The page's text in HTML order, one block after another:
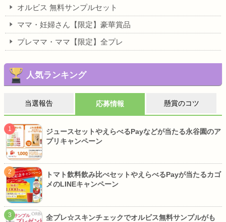
オルビス 無料サンプルセット
ママ・妊婦さん【限定】豪華賞品
プレママ・ママ【限定】全プレ
人気ランキング
当選報告 応募情報 懸賞のコツ
ジュースセットやえらべるPayなどが当たる永谷園のア
プリキャンペーン
トマト飲料飲み比べセットやえらべるPayが当たるカゴ
メのLINEキャンペーン
全プレ☆スキンチェックでオルビス無料サンプルがも